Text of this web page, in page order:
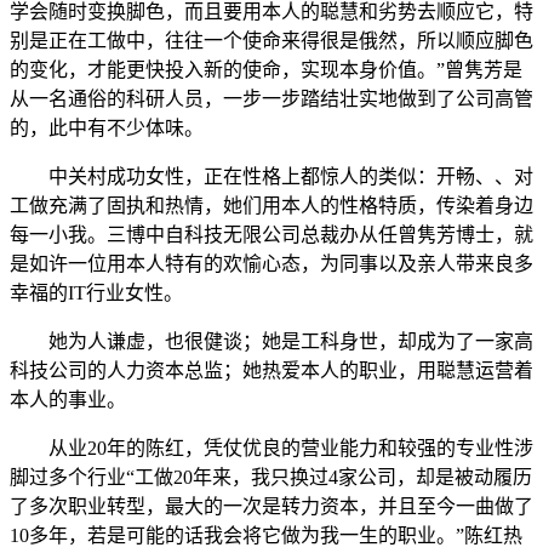
学会随时变换脚色，而且要用本人的聪慧和劣势去顺应它，特
别是正在工做中，往往一个使命来得很是俄然，所以顺应脚色
的变化，才能更快投入新的使命，实现本身价值。”曾隽芳是
从一名通俗的科研人员，一步一步踏结壮实地做到了公司高管
的，此中有不少体味。
中关村成功女性，正在性格上都惊人的类似：开畅、、对
工做充满了固执和热情，她们用本人的性格特质，传染着身边
每一小我。三博中自科技无限公司总裁办从任曾隽芳博士，就
是如许一位用本人特有的欢愉心态，为同事以及亲人带来良多
幸福的IT行业女性。
她为人谦虚，也很健谈；她是工科身世，却成为了一家高
科技公司的人力资本总监；她热爱本人的职业，用聪慧运营着
本人的事业。
从业20年的陈红，凭仗优良的营业能力和较强的专业性涉
脚过多个行业“工做20年来，我只换过4家公司，却是被动履历
了多次职业转型，最大的一次是转力资本，并且至今一曲做了
10多年，若是可能的话我会将它做为我一生的职业。”陈红热